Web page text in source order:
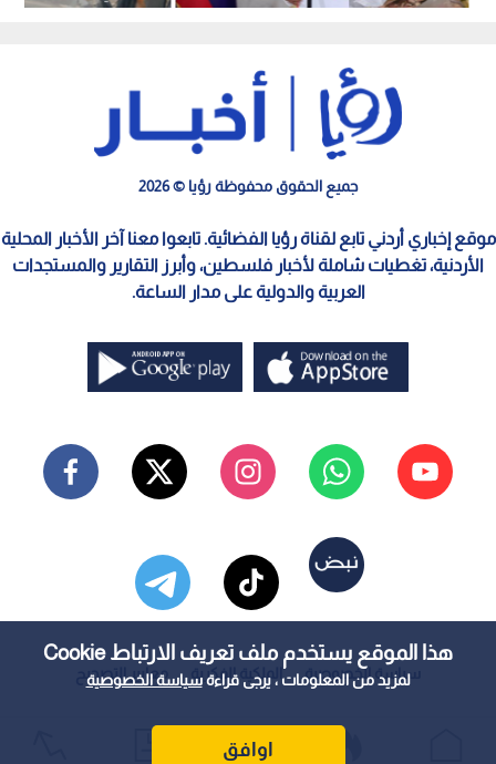
هذا الموقع يستخدم ملف تعريف الارتباط Cookie
لمزيد من المعلومات ، يرجى قراءةسياسة الخصوصية
اوافق
إعادة إعمار بـ 200 مليون دولار
عمليات الإنقاذ
جميع الحقوق محفوظة رؤيا © 2026
موقع إخباري أردني تابع لقناة رؤيا الفضائية. تابعوا معنا آخر الأخبار المحلية
الأردنية، تغطيات شاملة لأخبار فلسطين، وأبرز التقارير والمستجدات
العربية والدولية على مدار الساعة.
سياسة الخصوصية الملكية الفكرية معايير التصحيح